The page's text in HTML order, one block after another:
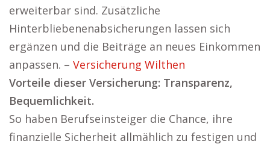
erweiterbar sind. Zusätzliche
Hinterbliebenenabsicherungen lassen sich
ergänzen und die Beiträge an neues Einkommen
anpassen. – Versicherung Wilthen
Vorteile dieser Versicherung: Transparenz,
Bequemlichkeit.
So haben Berufseinsteiger die Chance, ihre
finanzielle Sicherheit allmählich zu festigen und